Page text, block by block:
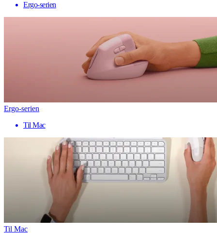
Ergo-serien
Ergo-serien
Til Mac
Til Mac